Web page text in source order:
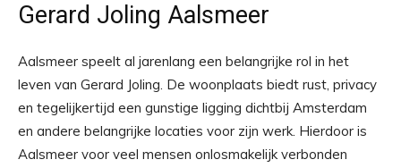
Gerard Joling Aalsmeer
Aalsmeer speelt al jarenlang een belangrijke rol in het
leven van Gerard Joling. De woonplaats biedt rust, privacy
en tegelijkertijd een gunstige ligging dichtbij Amsterdam
en andere belangrijke locaties voor zijn werk. Hierdoor is
Aalsmeer voor veel mensen onlosmakelijk verbonden